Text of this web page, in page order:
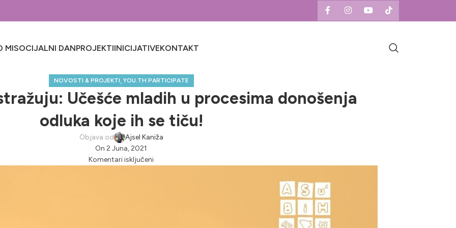
MISOCIJALNI DANPROJEKTIINICIJATIVEKONTAKT
NOVOSTI & PROJEKTI, YOU.TH PARTICIPATE
Učešće mladih u procesima donošenja
odluka koje ih se tiču!
Objava od
Ajsel Kaniža
On 2 Juna, 2021
Komentari isključeni